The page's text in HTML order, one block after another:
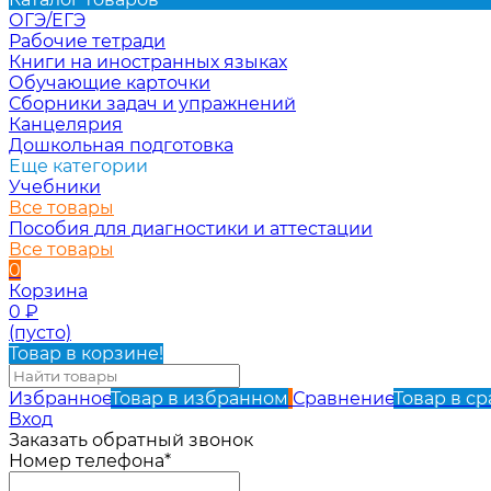
ОГЭ/ЕГЭ
Рабочие тетради
Книги на иностранных языках
Обучающие карточки
Сборники задач и упражнений
Канцелярия
Дошкольная подготовка
Еще категории
Учебники
Все товары
Пособия для диагностики и аттестации
Все товары
0
Корзина
0 ₽
(пусто)
Товар в корзине!
ИзбранноеТовар в избранном СравнениеТовар в
Вход
Заказать обратный звонок
Номер телефона*